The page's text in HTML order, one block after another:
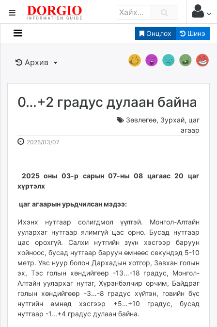
Онцлох Шинэ
Мэдээллийн
Банк санхүү
Бизнес ААН
Төрийн
dorgio.mn
news.mn
zindaa.mn
Baabar.mn
ikon.mn
mnb.mn
Livetv.mn
Eguur.mn
24tsag.mn
shuud.mn
eagle.mn
ergelt.mn
Архив
0…+2 градус дулаан байна
Зөвлөгөө, Зурхай, цаг
агаар
2025/03/07
08:51:39
11:51:52
2025 оны 03-р сарын 07-ны 08 цагаас 20 цаг
хүртэлх
цаг агаарын урьдчилсан мэдээ:
Ихэнх нутгаар солигдмол үүлтэй. Монгол-Алтайн
уулархаг нутгаар ялимгүй цас орно. Бусад нутгаар
цас орохгүй. Салхи нутгийн зүүн хэсгээр баруун
хойноос, бусад нутгаар баруун өмнөөс секундэд 5-10
метр. Увс нуур болон Дархадын хотгор, Завхан голын
эх, Тэс голын хөндийгөөр -13…-18 градус, Монгол-
Алтайн уулархаг нутаг, Хүрэнбэлчир орчим, Байдраг
голын хөндийгөөр -3…-8 градус хүйтэн, говийн бүс
нутгийн өмнөд хэсгээр +5…+10 градус, бусад
нутгаар -1...+4 градус дулаан байна.